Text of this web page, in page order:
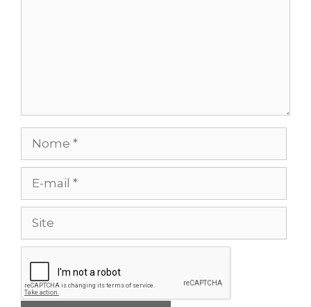
mail